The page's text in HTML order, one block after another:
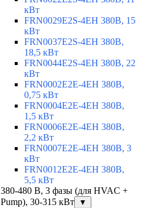
кВт
FRN0029E2S-4EH 380В, 15
кВт
FRN0037E2S-4EH 380В,
18,5 кВт
FRN0044E2S-4EH 380В, 22
кВт
FRN0002E2E-4EH 380В,
0,75 кВт
FRN0004E2E-4EH 380В,
1,5 кВт
FRN0006E2E-4EH 380В,
2,2 кВт
FRN0007E2E-4EH 380В, 3
кВт
FRN0012E2E-4EH 380В,
5,5 кВт
380-480 В, 3 фазы (для HVAC +
Pump), 30-315 кВт
▼